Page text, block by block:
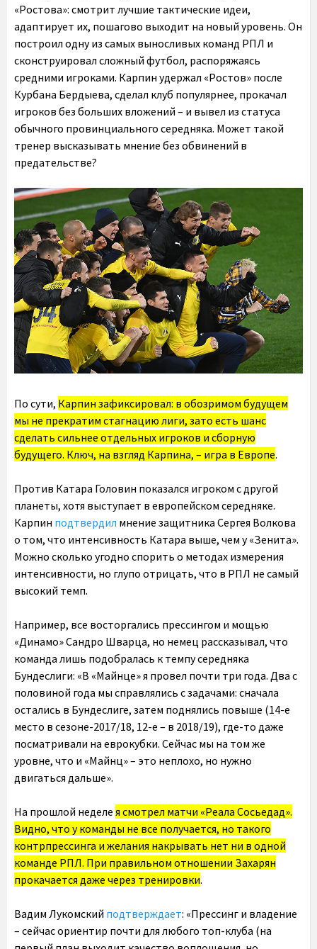
«Ростова»: смотрит лучшие тактические идеи,
адаптирует их, пошагово выходит на новый уровень. Он
построил одну из самых выносливых команд РПЛ и
сконструировал сложный футбол, распоряжаясь
средними игроками. Карпин удержал «Ростов» после
Курбана Бердыева, сделал клуб популярнее, прокачал
игроков без больших вложений – и вывел из статуса
обычного провинциального середняка. Может такой
тренер высказывать мнение без обвинений в
предательстве?
По сути, Карпин зафиксировал: в обозримом будущем
мы не прекратим стагнацию лиги, зато есть шанс
сделать сильнее отдельных игроков и сборную
будущего. Ключ, на взгляд Карпина, – игра в Европе.
Против Катара Головин показался игроком с другой
планеты, хотя выступает в европейском середняке.
Карпин подтвердил мнение защитника Сергея Волкова
о том, что интенсивность Катара выше, чем у «Зенита».
Можно сколько угодно спорить о методах измерения
интенсивности, но глупо отрицать, что в РПЛ не самый
высокий темп.
Например, все восторгались прессингом и мощью
«Динамо» Сандро Шварца, но немец рассказывал, что
команда лишь подобралась к темпу середняка
Бундеслиги: «В «Майнце» я провел почти три года. Два с
половиной года мы справлялись с задачами: сначала
остались в Бундеслиге, затем поднялись повыше (14-е
место в сезоне-2017/18, 12-е – в 2018/19), где-то даже
посматривали на еврокубки. Сейчас мы на том же
уровне, что и «Майнц» – это неплохо, но нужно
двигаться дальше».
На прошлой неделе я смотрел матчи «Реала Сосьедад».
Видно, что у команды не все получается, но такого
контрпрессинга и желания накрывать нет ни в одной
команде РПЛ. При правильном отношении Захарян
прокачается даже через тренировки.
Вадим Лукомский подтверждает: «Прессинг и владение
– сейчас ориентир почти для любого топ-клуба (на